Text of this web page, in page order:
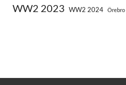
WW2 2023 WW2 2024 Örebro